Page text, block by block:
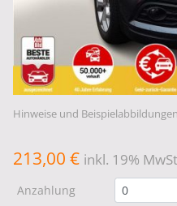
Hinweise und
213,00 € inkl. 19%
Anzahlung